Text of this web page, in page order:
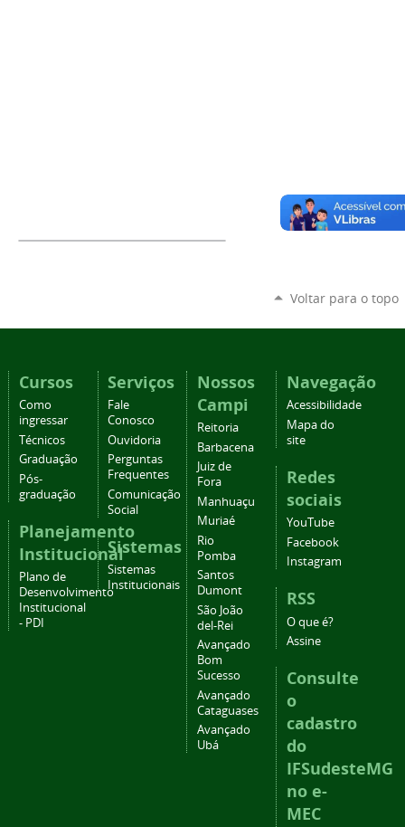
Voltar para o topo
Cursos
Como
ingressar
Técnicos
Graduação
Pós-
graduação
Planejamento
Institucional
Plano de
Desenvolvimento
Institucional
- PDI
Serviços
Fale
Conosco
Ouvidoria
Perguntas
Frequentes
Comunicação
Social
Sistemas
Sistemas
Institucionais
Nossos
Campi
Reitoria
Barbacena
Juiz de
Fora
Manhuaçu
Muriaé
Rio
Pomba
Santos
Dumont
São João
del-Rei
Avançado
Bom
Sucesso
Avançado
Cataguases
Avançado
Ubá
Navegação
Acessibilidade
Mapa do
site
Redes
sociais
YouTube
Facebook
Instagram
RSS
O que é?
Assine
Consulte
o
cadastro
do
IFSudesteMG
no e-
MEC